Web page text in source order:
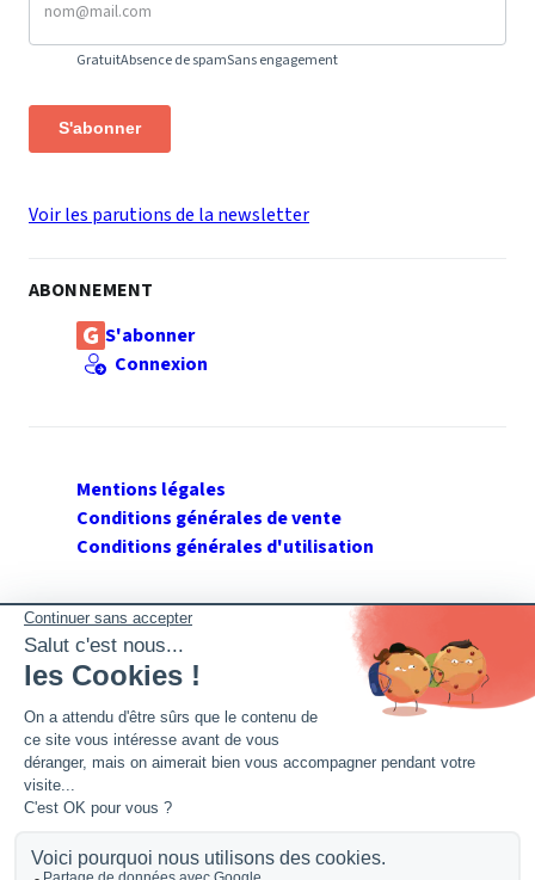
GratuitAbsence de spamSans engagement
S'abonner
Voir les parutions de la newsletter
ABONNEMENT
S'abonner
Connexion
Mentions légales
Conditions générales de vente
Conditions générales d'utilisation
SUIVEZ GERANT DE SARL
Twitter
Facebook